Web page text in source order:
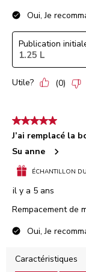
Oui, Je
Publication
1.25 L
Utile? (0)
5 étoile(s) sur 5.
J’ai remplacé la
Su anne
ÉCHANTILLON
il y a 5 ans
Rempacement de
Oui, Je
Caractéristiques